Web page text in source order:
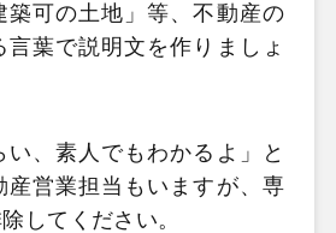
築可の土地」等、不動産の
葉で説明文を作りましょ
い、素人でもわかるよ」と
産営業担当もいますが、専
してください。